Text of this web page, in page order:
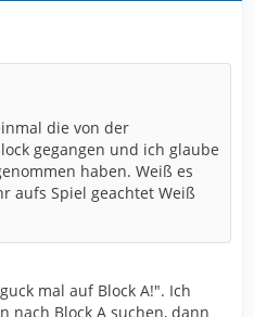
die von der
gegangen und ich glaube
haben. Weiß es
aufs Spiel geachtet Weiß
mal auf Block A!". Ich
nach Block A suchen, dann